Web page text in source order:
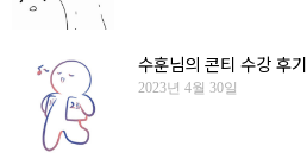
수훈님의 콘티 수강 후기
2023년 4월 30일